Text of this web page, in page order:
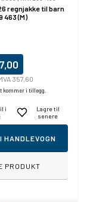
regnjakke til barn
463 (M)
357,60
kommer i tillegg.
i
Lagre til
senere
HANDLEVOGN
PRODUKT